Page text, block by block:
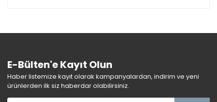
E-Bülten'e Kayıt Olun
Haber listemize kayıt olarak kampanyalardan, indirim ve yeni
ürünlerden ilk siz haberdar olabilirsiniz.